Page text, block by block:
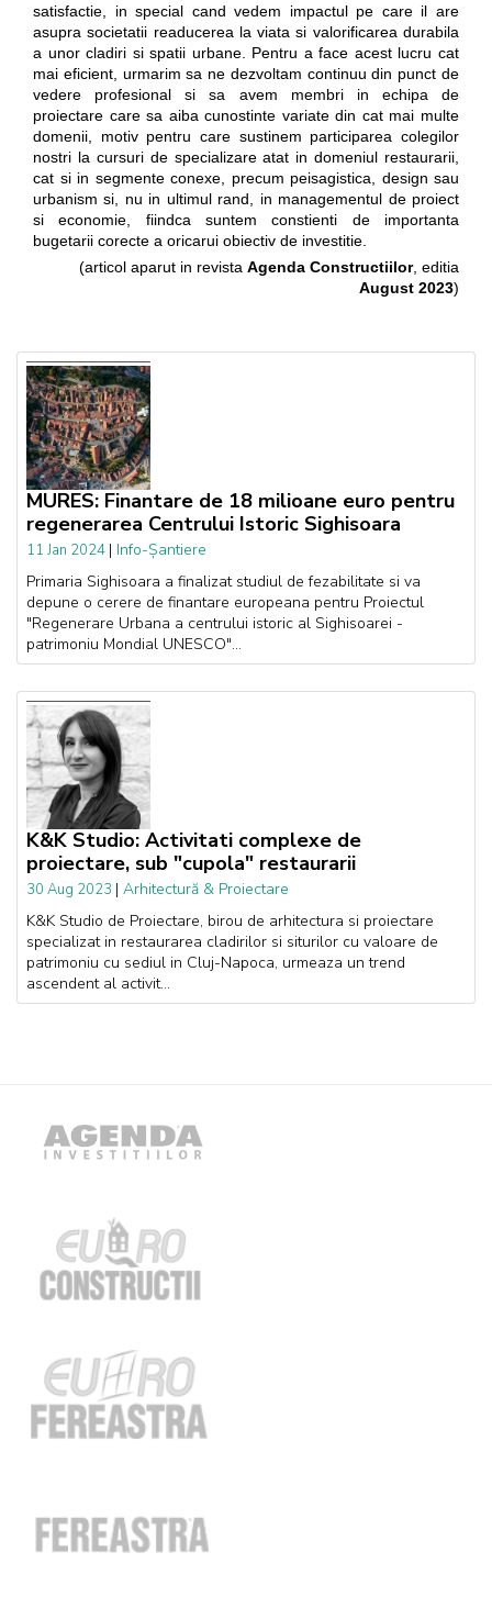
satisfactie, in special cand vedem impactul pe care il are
asupra societatii readucerea la viata si valorificarea durabila
a unor cladiri si spatii urbane. Pentru a face acest lucru cat
mai eficient, urmarim sa ne dezvoltam continuu din punct de
vedere profesional si sa avem membri in echipa de
proiectare care sa aiba cunostinte variate din cat mai multe
domenii, motiv pentru care sustinem participarea colegilor
nostri la cursuri de specializare atat in domeniul restaurarii,
cat si in segmente conexe, precum peisagistica, design sau
urbanism si, nu in ultimul rand, in managementul de proiect
si economie, fiindca suntem constienti de importanta
bugetarii corecte a oricarui obiectiv de investitie.
(articol aparut in revista Agenda Constructiilor, editia
August 2023)
MURES: Finantare de 18 milioane euro pentru
regenerarea Centrului Istoric Sighisoara
11 Jan 2024 | Info-Șantiere
Primaria Sighisoara a finalizat studiul de fezabilitate si va
depune o cerere de finantare europeana pentru Proiectul
"Regenerare Urbana a centrului istoric al Sighisoarei -
patrimoniu Mondial UNESCO"...
K&K Studio: Activitati complexe de
proiectare, sub "cupola" restaurarii
30 Aug 2023 | Arhitectură & Proiectare
K&K Studio de Proiectare, birou de arhitectura si proiectare
specializat in restaurarea cladirilor si siturilor cu valoare de
patrimoniu cu sediul in Cluj-Napoca, urmeaza un trend
ascendent al activit...